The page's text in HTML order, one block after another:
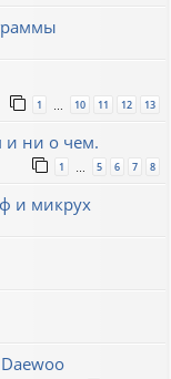
1 10 11 12 13
и ни о чем.
1 5 6 7 8
и микрух